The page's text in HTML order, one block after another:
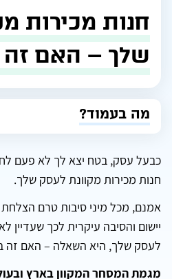
חנות מכירות
שלך – האם זה
מה בעמוד?
כבעל עסק, בטח יצא לך לא פעם
חנות מכירות מקוונת לעסק שלך.
אמנם, מכל מיני סיבות טרם
יישום והסיבה עיקרית לכך שעדיין
לעסק שלך, היא השאלה – האם זה
מגמת המסחר המקוון בארץ